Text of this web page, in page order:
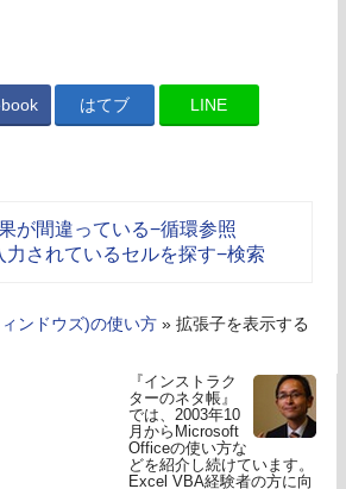
はてブ LINE
が間違っている−循環参照
力されているセルを探す−検索
ンドウズ)の使い方 » 拡張子を表示する
『インストラク
ターのネタ帳』
では、2003年10
月からMicrosoft
Officeの使い方な
どを紹介し続けています。
Excel VBA経験者の方に向